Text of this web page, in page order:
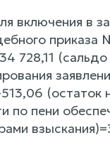
включения в
приказа
728,11 (сальдо
(остаток
по пени